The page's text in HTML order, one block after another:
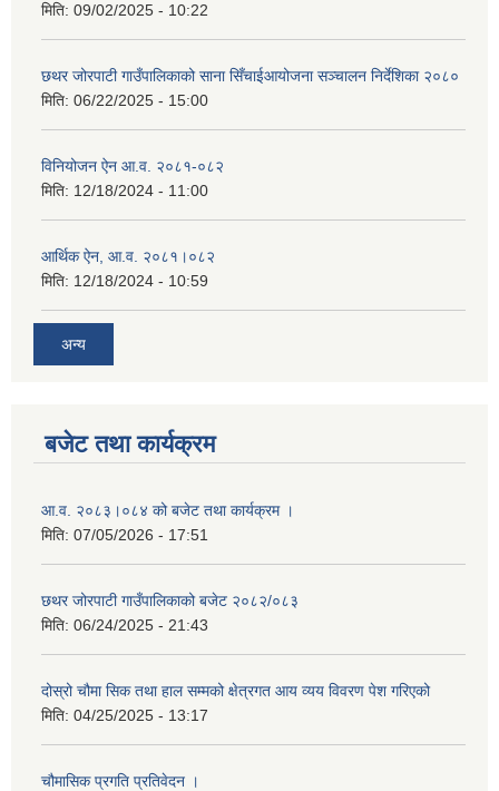
मिति: 09/02/2025 - 10:22
छथर जोरपाटी गाउँपालिकाको साना सिँचाईआयोजना सञ्चालन निर्देशिका २०८०
मिति: 06/22/2025 - 15:00
विनियोजन ऐन आ.व. २०८१-०८२
मिति: 12/18/2024 - 11:00
आर्थिक ऐन, आ.व. २०८१।०८२
मिति: 12/18/2024 - 10:59
अन्य
बजेट तथा कार्यक्रम
आ.व. २०८३।०८४ को बजेट तथा कार्यक्रम ।
मिति: 07/05/2026 - 17:51
छथर जोरपाटी गाउँपालिकाको बजेट २०८२/०८३
मिति: 06/24/2025 - 21:43
दोस्रो चौमा सिक तथा हाल सम्मको क्षेत्रगत आय व्यय विवरण पेश गरिएको
मिति: 04/25/2025 - 13:17
चौमासिक प्रगति प्रतिवेदन ।